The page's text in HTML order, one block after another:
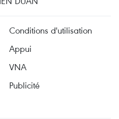
Conditions d'utilisation
Appui
VNA
Publicité